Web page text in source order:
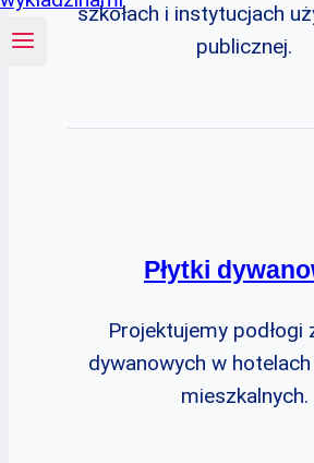
szkołach i instytucjach
publicznej.
Płytki
Projektujemy podłogi
dywanowych w
mieszkalnych.